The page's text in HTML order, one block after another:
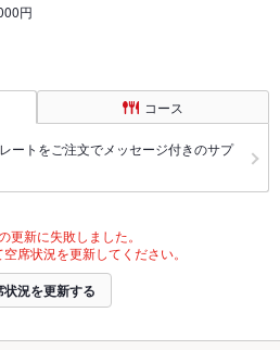
円
コース
ートをご注文でメッセージ付きのサプ
更新に失敗しました。
席状況を更新してください。
状況を更新する